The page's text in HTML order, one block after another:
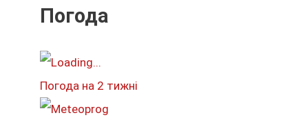
к
т
:
Погода
Погода на 2 тижні